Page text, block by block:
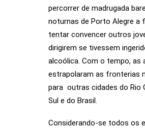
percorrer de madrugada
noturnas de Porto Alegre a
tentar convencer outros
dirigirem se tivessem
alcoólica. Com o tempo, as
estrapolaram as fronterias
para outras cidades do Rio
Sul e do Brasil.
Considerando-se todos os